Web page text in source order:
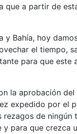
a partir de
Bahía, hoy
el tiempo,
para que
la aprobación
expedido por el
de ningún
para que crezca